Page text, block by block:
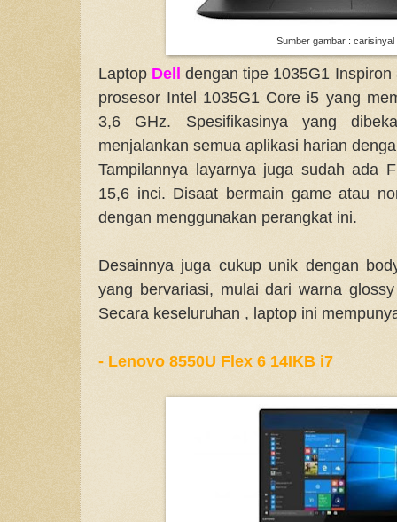
Sumber gambar :
Laptop Dell dengan tipe 1035G1
prosesor Intel 1035G1 Core i5 yang
3,6 GHz. Spesifikasinya yang
menjalankan semua aplikasi harian
Tampilannya layarnya juga sudah ada
15,6 inci. Disaat bermain game atau
dengan menggunakan perangkat ini.
Desainnya juga cukup unik dengan
yang bervariasi, mulai dari warna
Secara keseluruhan , laptop ini
- Lenovo 8550U Flex 6 14IKB i7